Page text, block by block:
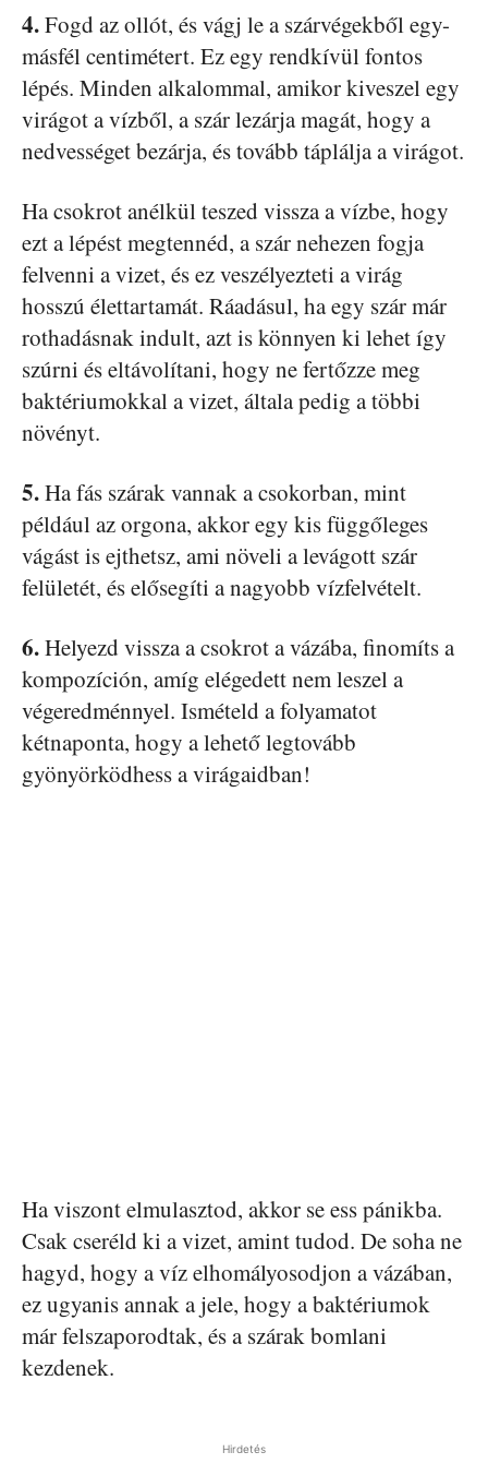
4.Fogd az ollót, és vágj le a szárvégekből egy-
másfél centimétert. Ez egy rendkívül fontos
lépés. Minden alkalommal, amikor kiveszel egy
virágot a vízből, a szár lezárja magát, hogy a
nedvességet bezárja, és tovább táplálja a virágot.
Ha csokrot anélkül teszed vissza a vízbe, hogy
ezt a lépést megtennéd, a szár nehezen fogja
felvenni a vizet, és ez veszélyezteti a virág
hosszú élettartamát. Ráadásul, ha egy szár már
rothadásnak indult, azt is könnyen ki lehet így
szúrni és eltávolítani, hogy ne fertőzze meg
baktériumokkal a vizet, általa pedig a többi
növényt.
5.Ha fás szárak vannak a csokorban, mint
például az orgona, akkor egy kis függőleges
vágást is ejthetsz, ami növeli a levágott szár
felületét, és elősegíti a nagyobb vízfelvételt.
6.Helyezd vissza a csokrot a vázába, finomíts a
kompozíción, amíg elégedett nem leszel a
végeredménnyel. Ismételd a folyamatot
kétnaponta, hogy a lehető legtovább
gyönyörködhess a virágaidban!
Ha viszont elmulasztod, akkor se ess pánikba.
Csak cseréld ki a vizet, amint tudod. De soha ne
hagyd, hogy a víz elhomályosodjon a vázában,
ez ugyanis annak a jele, hogy a baktériumok
már felszaporodtak, és a szárak bomlani
kezdenek.
Hirdetés